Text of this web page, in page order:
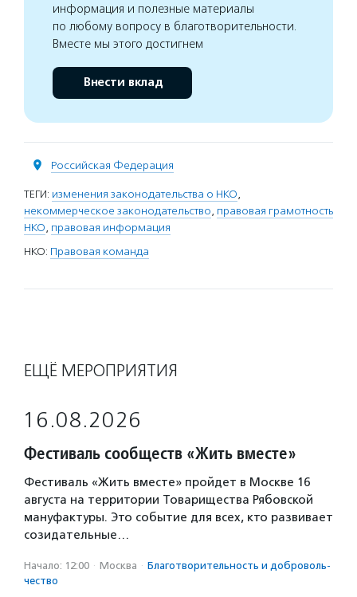
информация и полезные материалы
по любому вопросу в благотворительности.
Вместе мы этого достигнем
Внести вклад
Российская Федерация
ТЕГИ: изменения законодательства о НКО,
некоммерческое законодательство, правовая грамотность
НКО, правовая информация
НКО: Правовая команда
ЕЩЁ МЕРОПРИЯТИЯ
16.08.2026
Фестиваль сообществ «Жить вместе»
Фестиваль «Жить вместе» пройдет в Москве 16
августа на территории Товарищества Рябовской
мануфактуры. Это событие для всех, кто развивает
созидательные…
Начало: 12:00 · Москва · Благотвори­тель­ность и доброволь­
чест­во